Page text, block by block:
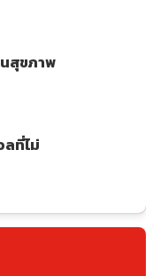
สุขภาพ
ลที่ไม่